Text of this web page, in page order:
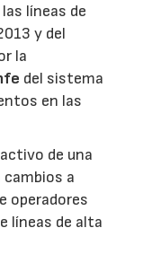
líneas de
y del
la
del sistema
en las
de una
cambios a
operadores
líneas de alta